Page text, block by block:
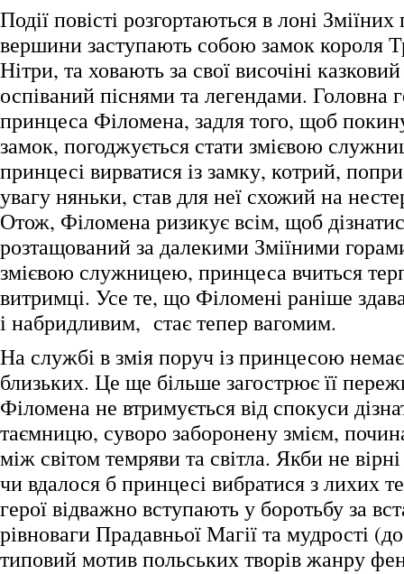
Події повісті розгортаються в лоні Зміїних
вершини заступають собою замок короля
Нітри, та ховають за свої височіні
оспіваний піснями та легендами. Головна
принцеса Філомена, задля того, щоб
замок, погоджується стати змієвою
принцесі вирватися із замку, котрий,
увагу няньки, став для неї схожий на
Отож, Філомена ризикує всім, щоб
розтащований за далекими Зміїними
змієвою служницею, принцеса вчиться
витримці. Усе те, що Філомені раніше
і набридливим, стає тепер вагомим.
На службі в змія поруч із принцесою немає
близьких. Це ще більше загострює її
Філомена не втримується від спокуси
таємницю, суворо заборонену змієм,
між світом темряви та світла. Якби не
чи вдалося б принцесі вибратися з лихих
герої відважно вступають у боротьбу за
рівноваги Прадавньої Магії та мудрості
типовий мотив польських творів жанру